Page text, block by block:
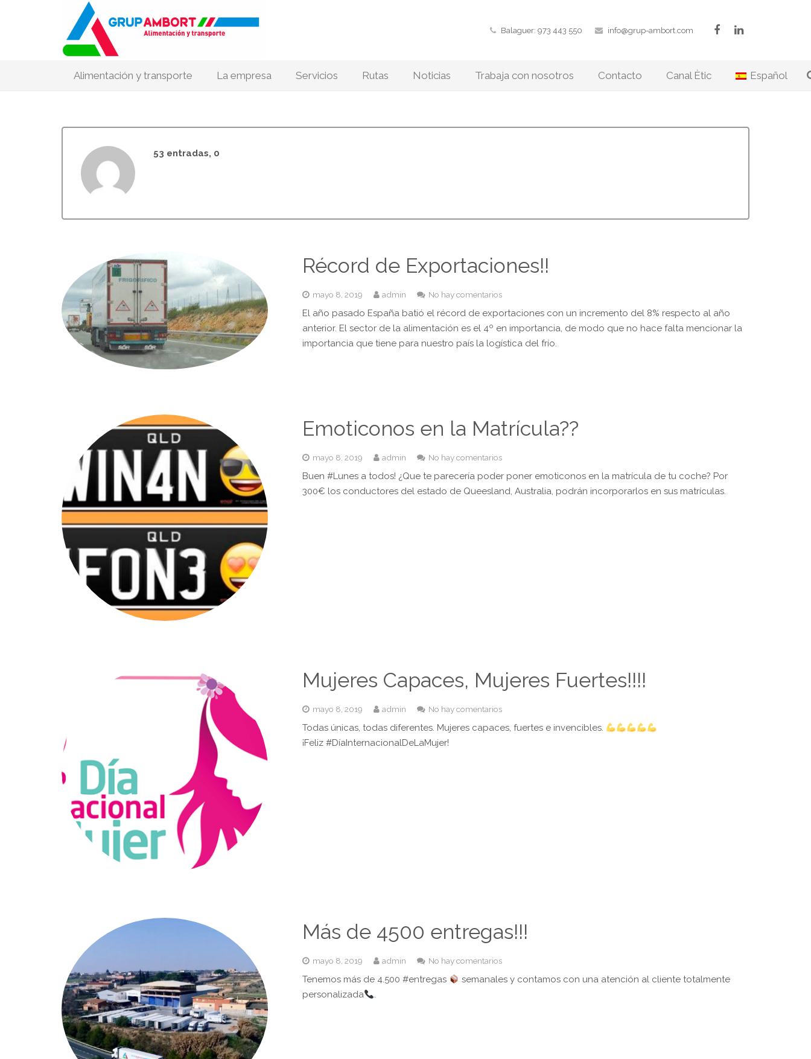
Balaguer: 973 443 550 info@grup-ambort.com
Alimentación y transporte La empresa Servicios Rutas Noticias Trabaja con nosotros Contacto Canal Ètic Español
53 entradas, 0
Récord de Exportaciones!!
mayo 8, 2019 admin No hay comentarios
El año pasado España batió el récord de exportaciones con un incremento del 8% respecto al año
anterior. El sector de la alimentación es el 4º en importancia, de modo que no hace falta mencionar la
importancia que tiene para nuestro país la logística del frío.
Emoticonos en la Matrícula??
mayo 8, 2019 admin No hay comentarios
Buen #Lunes a todos! ¿Que te parecería poder poner emoticonos en la matrícula de tu coche? Por
300€ los conductores del estado de Queesland, Australia, podrán incorporarlos en sus matrículas.
Mujeres Capaces, Mujeres Fuertes!!!!
mayo 8, 2019 admin No hay comentarios
Todas únicas, todas diferentes. Mujeres capaces, fuertes e invencibles.
¡Feliz #DíaInternacionalDeLaMujer!
Más de 4500 entregas!!!
mayo 8, 2019 admin No hay comentarios
Tenemos más de 4.500 #entregas
semanales y contamos con una atención al cliente totalmente
personalizada
.